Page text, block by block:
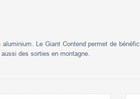
Le Giant Contend permet de
des sorties en montagne.